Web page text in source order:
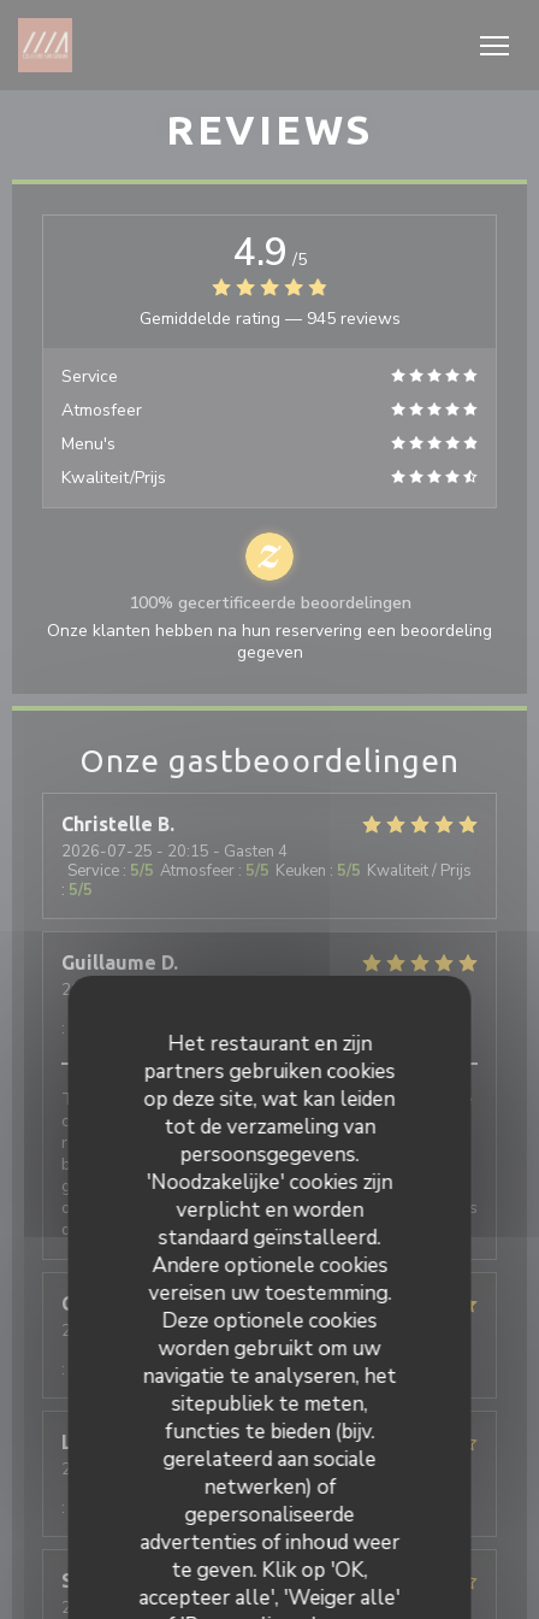
Cookies beheer paneel
Het restaurant en zijn
partners gebruiken cookies
op deze site, wat kan leiden
tot de verzameling van
persoonsgegevens.
'Noodzakelijke' cookies zijn
verplicht en worden
standaard geïnstalleerd.
Andere optionele cookies
vereisen uw toestemming.
Deze optionele cookies
worden gebruikt om uw
navigatie te analyseren, het
sitepubliek te meten,
functies te bieden (bijv.
gerelateerd aan sociale
netwerken) of
gepersonaliseerde
advertenties of inhoud weer
te geven. Klik op 'OK,
accepteer alle', 'Weiger alle'
REVIEWS
Onze gastbeoordelingen
Christelle B
2026-07-25 - 20:15 - Gasten 4
Service : 5/5 Atmosfeer : 5/5 Keuken : 5/5 Kwaliteit / Prijs
: 5/5
Guillaume D
2026-08-04
:
Très bonne découverte pour un repas en famille. Une
crêperie de gamme supérieure aux autres offres de
restauration de la région. Une carte qui révèle
beaucoup de créativité, et une cave à cidres d’une
grande diversité. Les jus et softs sont délicieux et
originaux. Nous reviendrons pour tester D’autres plats
de la carte.
Christiane R
2026-08-04
- 12:15 - Gasten 2
Atmosfeer:4/5 Keuken:5 /5 Kwaliteit / Prijs
:
Laurent
2026-08-01
- 20:15 - Gasten 3
Atmosfeer:4/5 Keuken:
:
Sylvain
2026-08-01- 20:00 - Gasten 2
4.9 /5
Gemiddelde rating — 945 reviews
Service
Atmosfeer
Menu's
Kwaliteit/Prijs
100% gecertificeerde beoordelingen
Onze klanten hebben na hun reservering een beoordeling
gegeven